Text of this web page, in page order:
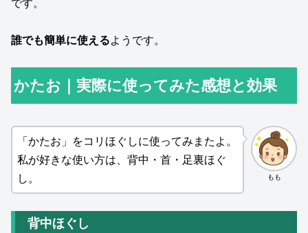
です。
誰でも簡単に使えるようです。
かたお｜実際に使ってみた感想と効果
もも
「かたお」をコリほぐしに使ってみまたよ。
私が好きな使い方は、背中・首・足裏ほぐ
し。
背中ほぐし